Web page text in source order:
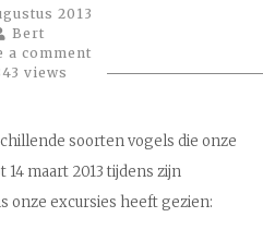
2013
Bert
a comment
views
soorten vogels die onze
maart 2013 tijdens zijn
onze excursies heeft gezien: